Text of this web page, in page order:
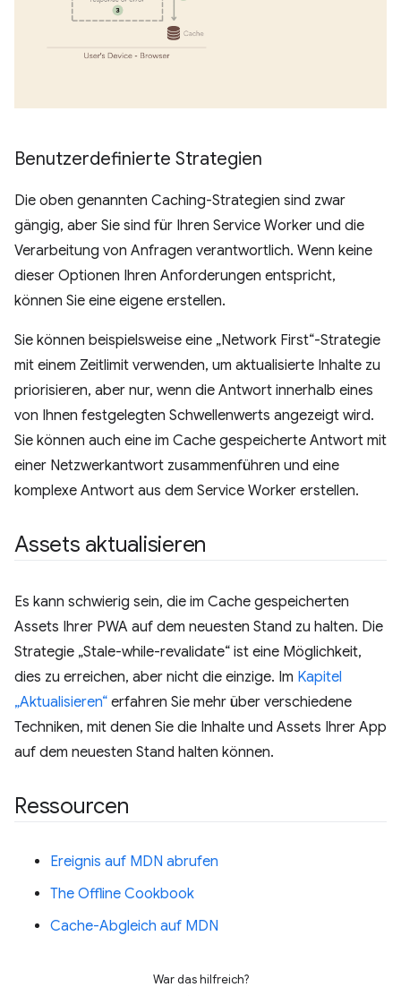
Benutzerdefinierte Strategien
Die oben genannten Caching-Strategien sind zwar
gängig, aber Sie sind für Ihren Service Worker und die
Verarbeitung von Anfragen verantwortlich. Wenn keine
dieser Optionen Ihren Anforderungen entspricht,
können Sie eine eigene erstellen.
Sie können beispielsweise eine „Network First“-Strategie
mit einem Zeitlimit verwenden, um aktualisierte Inhalte zu
priorisieren, aber nur, wenn die Antwort innerhalb eines
von Ihnen festgelegten Schwellenwerts angezeigt wird.
Sie können auch eine im Cache gespeicherte Antwort mit
einer Netzwerkantwort zusammenführen und eine
komplexe Antwort aus dem Service Worker erstellen.
Assets aktualisieren
Es kann schwierig sein, die im Cache gespeicherten
Assets Ihrer PWA auf dem neuesten Stand zu halten. Die
Strategie „Stale-while-revalidate“ ist eine Möglichkeit,
dies zu erreichen, aber nicht die einzige. Im Kapitel
„Aktualisieren“ erfahren Sie mehr über verschiedene
Techniken, mit denen Sie die Inhalte und Assets Ihrer App
auf dem neuesten Stand halten können.
Ressourcen
Ereignis auf MDN abrufen
The Offline Cookbook
Cache-Abgleich auf MDN
War das hilfreich?